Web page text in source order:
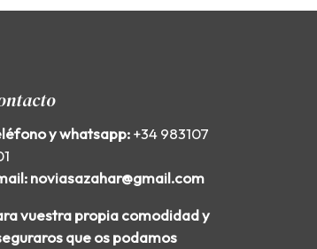
y whatsapp:+34 983107
noviasazahar@gmail.com
vuestra propia comodidad y
que os podamos